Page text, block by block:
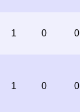
1 0
1 0